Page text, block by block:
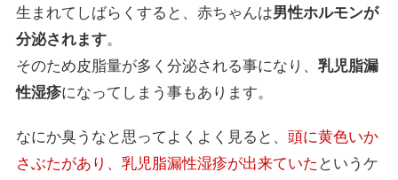
生まれてしばらくすると、赤ちゃんは男性ホルモンが
分泌されます。
そのため皮脂量が多く分泌される事になり、乳児脂漏
性湿疹になってしまう事もあります。
なにか臭うなと思ってよくよく見ると、頭に黄色いか
さぶたがあり、乳児脂漏性湿疹が出来ていた というケ